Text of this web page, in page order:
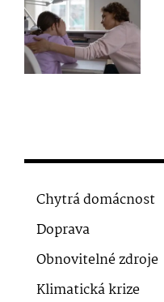
Chytrá domácnost
Doprava
Obnovitelné zdroje
Klimatická krize